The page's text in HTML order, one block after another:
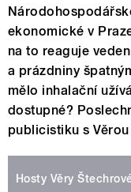
ekonomické v
na to reaguje
a prázdniny
mělo inhalační
dostupné?
publicistiku s
Hosty Věry